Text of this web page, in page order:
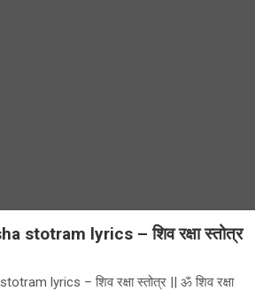
stotram lyrics – शिव रक्षा स्तोत्र
lyrics – शिव रक्षा स्तोत्र || ॐ शिव रक्षा